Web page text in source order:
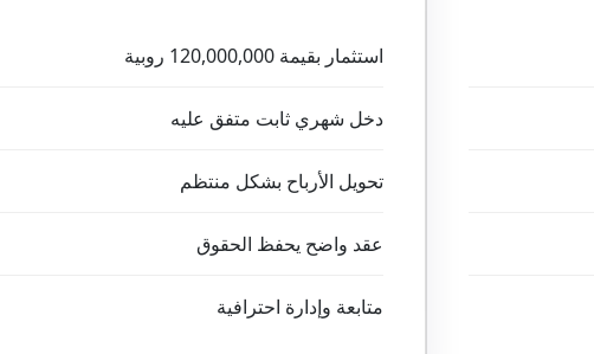
استثمار بقيمة 120,000,000 روبية
دخل شهري ثابت متفق عليه
تحويل الأرباح بشكل منتظم
عقد واضح يحفظ الحقوق
متابعة وإدارة احترافية